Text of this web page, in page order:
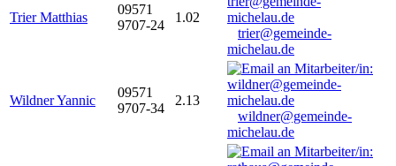
Trier Matthias
09571
9707-24
1.02
trier@gemeinde-
michelau.de
Wildner Yannic
09571
9707-34
2.13
wildner@gemeinde-
michelau.de